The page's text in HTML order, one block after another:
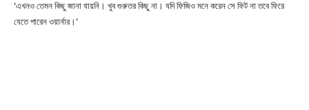
‘এখনও তেমন কিছু জানা যায়নি। খুব গুরুতর কিছু না। যদি ফিজিও মনে করেন সে ফিট না তবে ফিরে
যেতে পারেন ওয়ার্নার।’